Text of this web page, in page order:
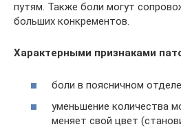
путям. Также боли могут
больших конкрементов.
Характерными признаками
боли в поясничном
уменьшение количества
меняет свой цвет